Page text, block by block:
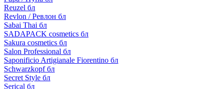
Reuzel бл
Revlon / Ревлон бл
Sabai Thai бл
SADAPACK cosmetics бл
Sakura cosmetics бл
Salon Professional бл
Saponificio Artigianale Fiorentino бл
Schwarzkopf бл
Secret Style бл
Serical бл